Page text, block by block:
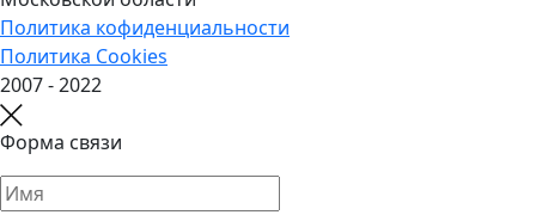
Политика кофиденциальности
Политика Cookies
2007 - 2022
Форма связи